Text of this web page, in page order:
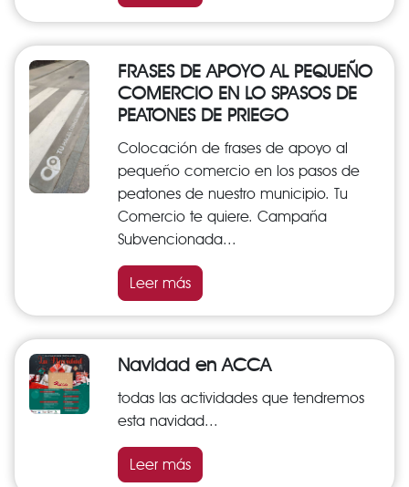
FRASES DE APOYO AL PEQUEÑO
COMERCIO EN LO SPASOS DE
PEATONES DE PRIEGO
Colocación de frases de apoyo al
pequeño comercio en los pasos de
peatones de nuestro municipio. Tu
Comercio te quiere. Campaña
Subvencionada...
Leer más
Navidad en ACCA
todas las actividades que tendremos
esta navidad...
Leer más